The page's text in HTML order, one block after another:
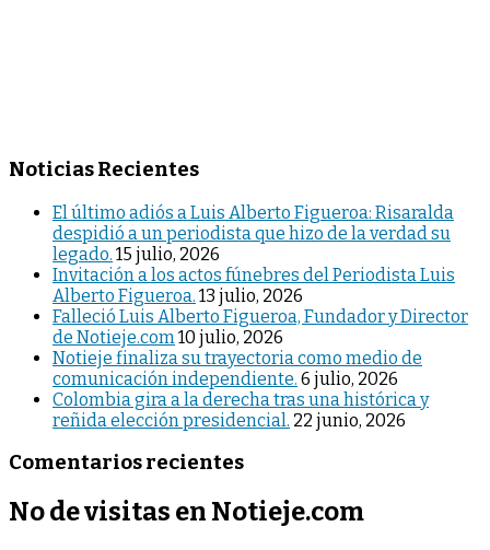
Noticias Recientes
El último adiós a Luis Alberto Figueroa: Risaralda
despidió a un periodista que hizo de la verdad su
legado. 15 julio, 2026
Invitación a los actos fúnebres del Periodista Luis
Alberto Figueroa. 13 julio, 2026
Falleció Luis Alberto Figueroa, Fundador y Director
de Notieje.com 10 julio, 2026
Notieje finaliza su trayectoria como medio de
comunicación independiente. 6 julio, 2026
Colombia gira a la derecha tras una histórica y
reñida elección presidencial. 22 junio, 2026
Comentarios recientes
No de visitas en Notieje.com